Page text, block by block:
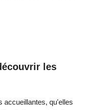
les
accueillantes, qu'elles